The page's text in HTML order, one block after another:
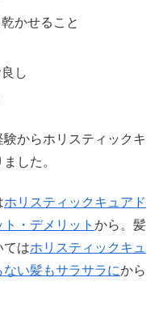
かせること
し
からホリスティックキ
した。
ホリスティックキュアド
・デメリット から。髪
てはホリスティックキュ
い髪もサラサラにから